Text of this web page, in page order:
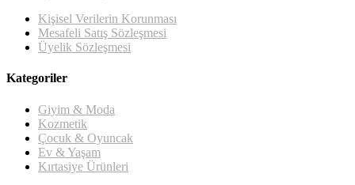
Kişisel Verilerin Korunması
Mesafeli Satış Sözleşmesi
Üyelik Sözleşmesi
Kategoriler
Giyim & Moda
Kozmetik
Çocuk & Oyuncak
Ev & Yaşam
Kırtasiye Ürünleri